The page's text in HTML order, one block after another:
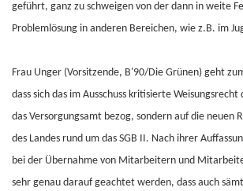
geführt, ganz zu schweigen von der dann in weite
Problemlösung in anderen Bereichen, wie z.B. im
Frau Unger (Vorsitzende, B'90/Die Grünen) geht
dass sich das im Ausschuss kritisierte Weisungsrecht
das Versorgungsamt bezog, sondern auf die neuen
des Landes rund um das SGB II. Nach ihrer
bei der Übernahme von Mitarbeitern und
sehr genau darauf geachtet werden, dass auch